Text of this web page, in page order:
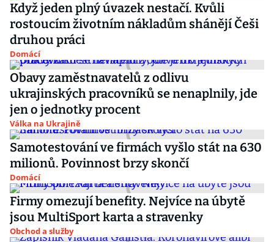
Když jeden plný úvazek nestačí. Kvůli
rostoucím životním nákladům shánějí Češi
druhou práci
Domácí
Obavy zaměstnavatelů z odlivu
ukrajinských pracovníků se nenaplnily, jde
jen o jednotky procent
Válka na Ukrajině
Samotestování ve firmách vyšlo stát na 630
milionů. Povinnost brzy skončí
Domácí
Firmy omezují benefity. Nejvíce na úbytě
jsou MultiSport karta a stravenky
Obchod a služby